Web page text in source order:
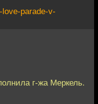
parade-v-
г-жа Меркель.